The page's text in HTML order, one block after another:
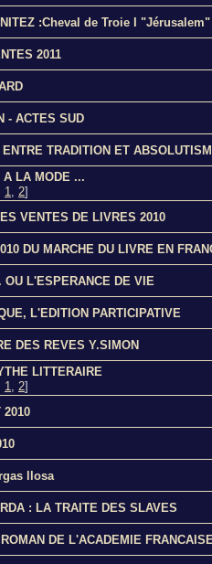
:Cheval de Troie I "Jérusalem"
2011
- ACTES SUD
ENTRE TRADITION ET
A LA MODE ...
1, 2]
VENTES DE LIVRES 2010
DU MARCHE DU LIVRE EN
OU L'ESPERANCE DE VIE
L'EDITION PARTICIPATIVE
DES REVES Y.SIMON
LITTERAIRE
1, 2]
2010
llosa
: LA TRAITE DES SLAVES
DE L'ACADEMIE